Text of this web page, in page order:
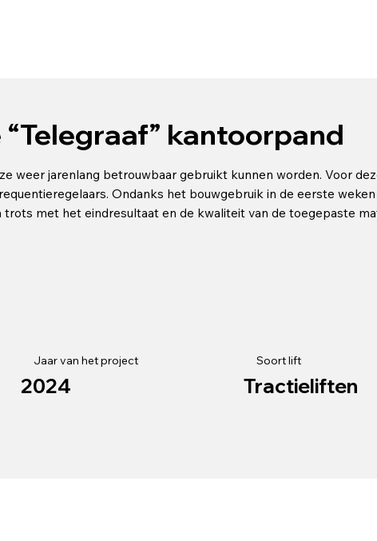
kantoorpand
weer jarenlang betrouwbaar gebruikt kunnen worden. Voor
Ondanks het bouwgebruik in de eerste
met het eindresultaat en de kwaliteit van de toegepaste
2024
Jaar van het project
Tractieliften
Soort lift